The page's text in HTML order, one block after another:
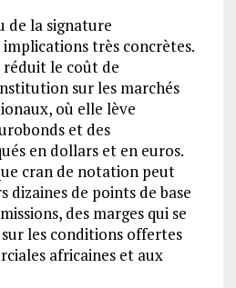
de la signature
implications très concrètes.
le coût de
sur les marchés
où elle lève
et des
en dollars et en euros.
cran de notation peut
dizaines de points de base
des marges qui se
les conditions offertes
africaines et aux